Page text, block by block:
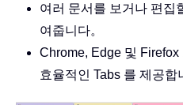
여러 문서를 보거나 편집
여줍니다。
Chrome, Edge 및 Firefox
효율적인 Tabs 를 제공합